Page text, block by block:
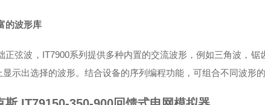
的波形库
正弦波，IT7900系列提供多种内置的交流波形，例如三角波，
显示出选择的波形。结合设备的序列编程功能，可组合不同波形